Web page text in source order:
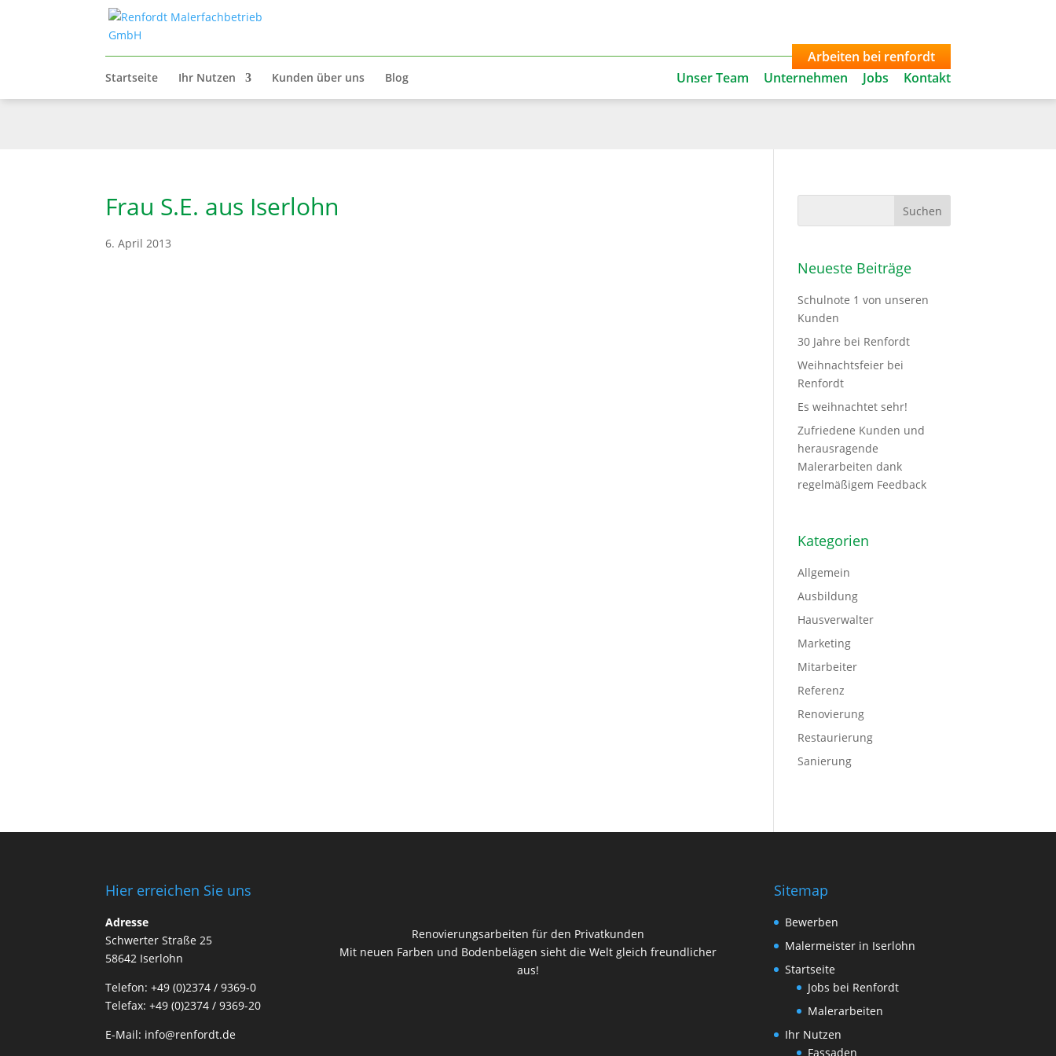
Arbeiten bei renfordt
Startseite Ihr Nutzen Kunden über uns Blog Unser Team Unternehmen Jobs Kontakt
Frau S.E. aus Iserlohn
6. April 2013
Neueste Beiträge
Schulnote 1 von unseren
Kunden
30 Jahre bei Renfordt
Weihnachtsfeier bei
Renfordt
Es weihnachtet sehr!
Zufriedene Kunden und
herausragende
Malerarbeiten dank
regelmäßigem Feedback
Kategorien
Allgemein
Ausbildung
Hausverwalter
Marketing
Mitarbeiter
Referenz
Renovierung
Restaurierung
Sanierung
Hier erreichen Sie uns
Adresse
Schwerter Straße 25
58642 Iserlohn
Telefon: +49 (0)2374 / 9369-0
Telefax: +49 (0)2374 / 9369-20
E-Mail: info@renfordt.de
Renovierungsarbeiten für den Privatkunden
Mit neuen Farben und Bodenbelägen sieht die Welt gleich freundlicher
aus!
Sitemap
Bewerben
Malermeister in Iserlohn
Startseite
Jobs bei Renfordt
Malerarbeiten
Ihr Nutzen
Fassaden